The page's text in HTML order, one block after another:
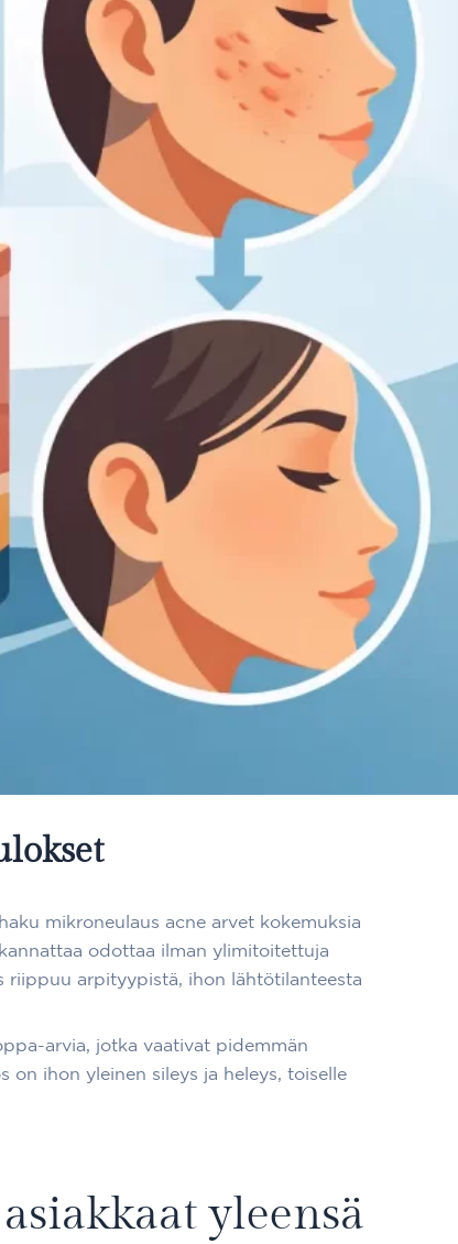
mikroneulaus acne arvet kokemuksia
odottaa ilman ylimitoitettuja
riippuu arpityypistä, ihon lähtötilanteesta
arvia, jotka vaativat pidemmän
on ihon yleinen sileys ja heleys, toiselle
yleensä